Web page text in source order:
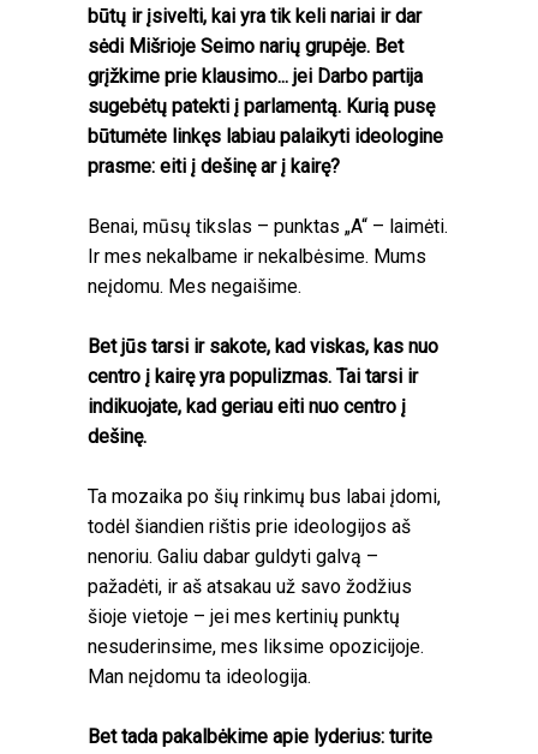
būtų ir įsivelti, kai yra tik keli nariai ir dar
sėdi Mišrioje Seimo narių grupėje. Bet
grįžkime prie klausimo... jei Darbo partija
sugebėtų patekti į parlamentą. Kurią pusę
būtumėte linkęs labiau palaikyti ideologine
prasme: eiti į dešinę ar į kairę?
Benai, mūsų tikslas – punktas „A“ – laimėti.
Ir mes nekalbame ir nekalbėsime. Mums
neįdomu. Mes negaišime.
Bet jūs tarsi ir sakote, kad viskas, kas nuo
centro į kairę yra populizmas. Tai tarsi ir
indikuojate, kad geriau eiti nuo centro į
dešinę.
Ta mozaika po šių rinkimų bus labai įdomi,
todėl šiandien rištis prie ideologijos aš
nenoriu. Galiu dabar guldyti galvą –
pažadėti, ir aš atsakau už savo žodžius
šioje vietoje – jei mes kertinių punktų
nesuderinsime, mes liksime opozicijoje.
Man neįdomu ta ideologija.
Bet tada pakalbėkime apie lyderius: turite